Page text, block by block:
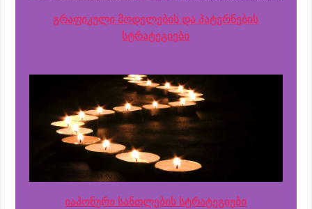
გრაფიკული მოდელების და პატერნების
სტრატეგიები
იაპონური სანთლების სტრატეგიები